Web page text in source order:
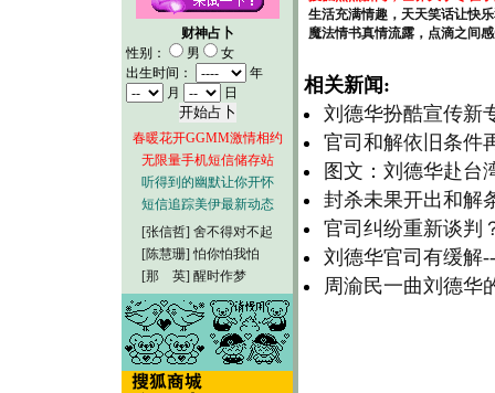
财神占卜
性别：
男
女
出生时间：
年
月
日
春暖花开GGMM激情相约
无限量手机短信储存站
听得到的幽默让你开怀
短信追踪美伊最新动态
[张信哲] 舍不得对不起
[陈慧珊] 怕你怕我怕
[那 英] 醒时作梦
生活充满情趣，天天笑话让快
魔法情书真情流露，点滴之间
相关新闻:
刘德华扮酷宣传新
官司和解依旧条件
图文：刘德华赴台
封杀未果开出和解
官司纠纷重新谈判
刘德华官司有缓解
周渝民一曲刘德华